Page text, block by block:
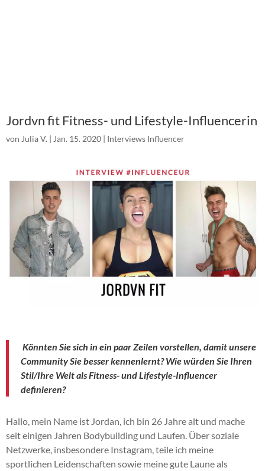
Jordvn fit Fitness- und Lifestyle-Influencerin
von Julia V. | Jan. 15. 2020 | Interviews Influencer
Könnten Sie sich in ein paar Zeilen vorstellen, damit unsere
Community Sie besser kennenlernt? Wie würden Sie Ihren
Stil/Ihre Welt als Fitness- und Lifestyle-Influencer
definieren?
Hallo, mein Name ist Jordan, ich bin 26 Jahre alt und mache
seit einigen Jahren Bodybuilding und Laufen. Über soziale
Netzwerke, insbesondere Instagram, teile ich meine
sportlichen Leidenschaften sowie meine gute Laune als